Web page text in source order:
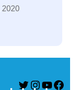
2020
TwitterInstagram